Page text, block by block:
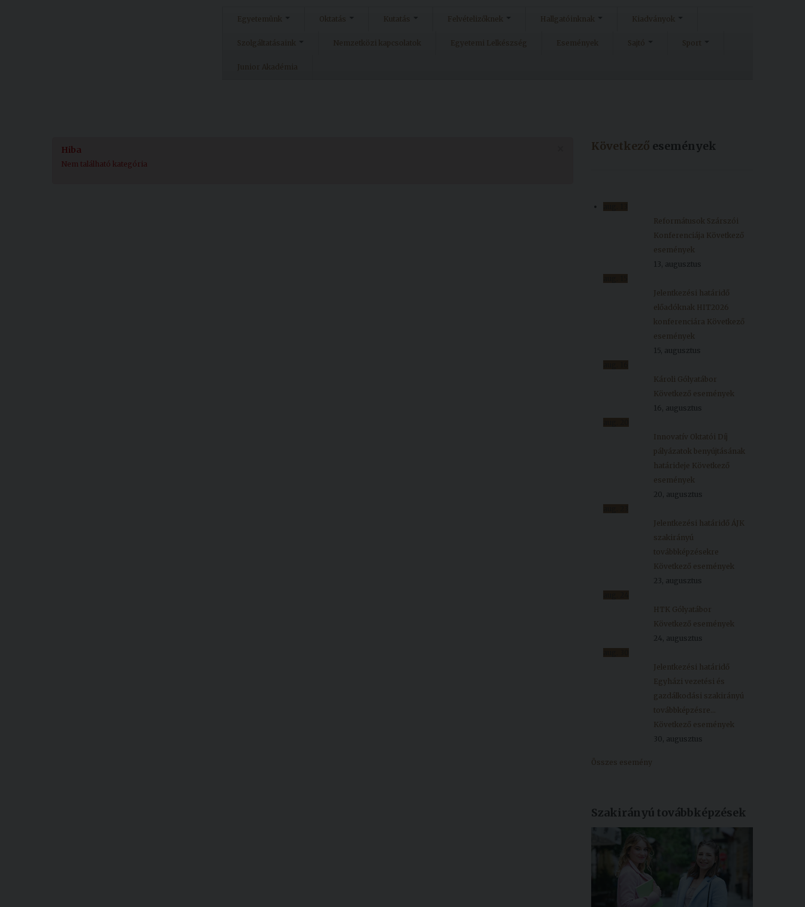
Egyetemünk Oktatás Kutatás Felvételizőknek Hallgatóinknak Kiadványok
Szolgáltatásaink Nemzetközi kapcsolatok Egyetemi Lelkészség Események Sajtó Sport
Junior Akadémia
Hiba
Nem található kategória
Következő események
Reformátusok Szárszói
Konferenciája Következő
események
13, augusztus
Jelentkezési határidő
előadóknak HIT2026
konferenciára Következő
események
15, augusztus
Károli Gólyatábor
Következő események
16, augusztus
Innovatív Oktatói Díj
pályázatok benyújtásának
határideje Következő
események
20, augusztus
Jelentkezési határidő ÁJK
szakirányú
továbbképzésekre
Következő események
23, augusztus
HTK Gólyatábor
Következő események
24, augusztus
Jelentkezési határidő
Egyházi vezetési és
gazdálkodási szakirányú
továbbképzésre...
Következő események
30, augusztus
Összes esemény
Szakirányú továbbképzések